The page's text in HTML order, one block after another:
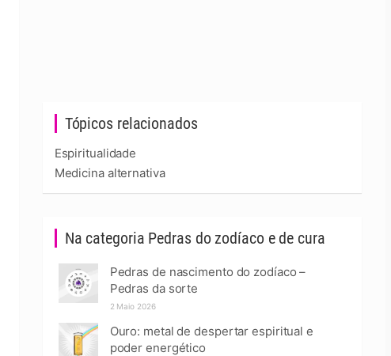
Tópicos relacionados
Espiritualidade
Medicina alternativa
Na categoria Pedras do zodíaco e de cura
Pedras de nascimento do zodíaco –
Pedras da sorte
2 Maio 2026
Ouro: metal de despertar espiritual e
poder energético